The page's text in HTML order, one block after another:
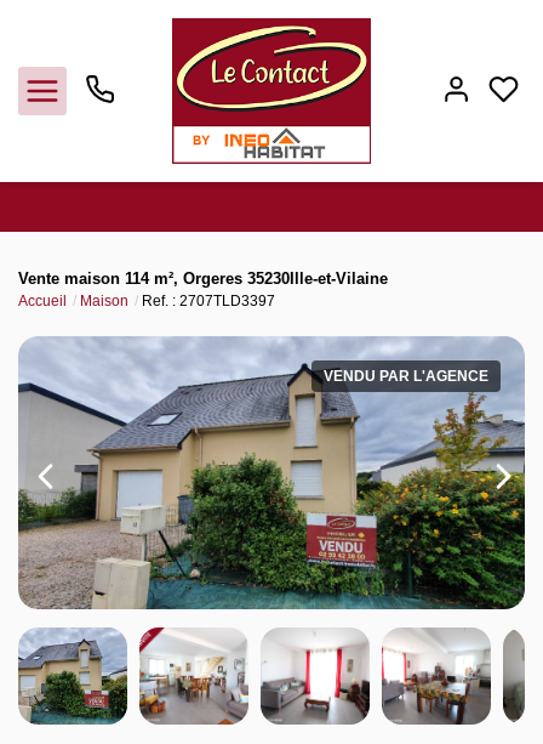
Louer
Gerer
Syndic
Notre agence
Contact
Vente maison 114 m², Orgeres 35230Ille-et-Vilaine
Accueil Maison Ref. : 2707TLD3397
VENDU PAR L'AGENCE